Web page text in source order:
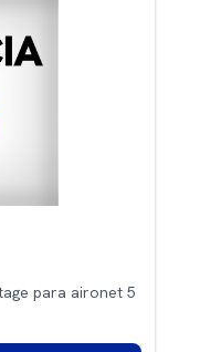
para aironet 5